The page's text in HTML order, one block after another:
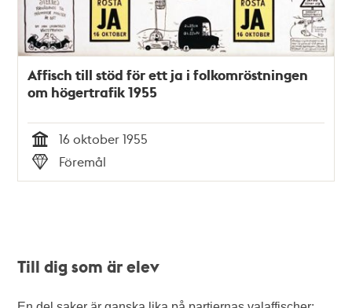
Affisch till stöd för ett ja i folkomröstningen
om högertrafik 1955
Tid
16 oktober 1955
Typ
Föremål
Till dig som är elev